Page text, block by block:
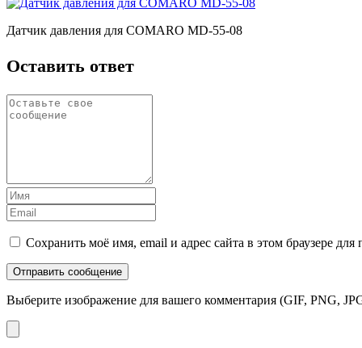
Датчик давления для COMARO MD-55-08
Оставить ответ
Сохранить моё имя, email и адрес сайта в этом браузере
Выберите изображение для вашего комментария (GIF, PNG,